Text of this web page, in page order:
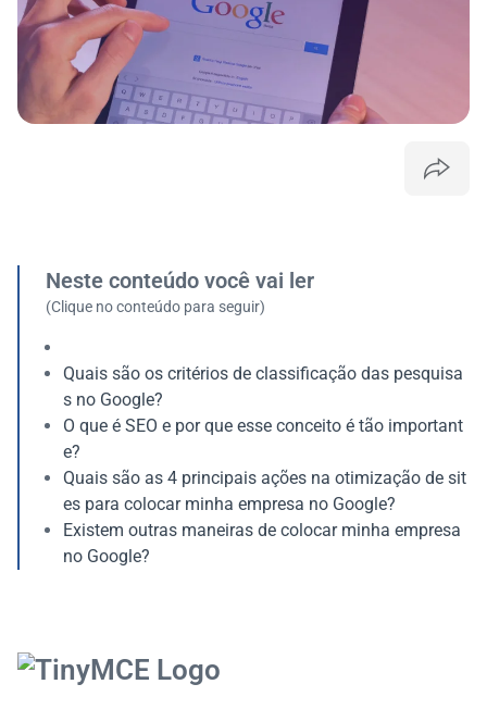
Neste conteúdo você vai ler
(Clique no conteúdo para seguir)
Quais são os critérios de classificação das pesquisa
s no Google?
O que é SEO e por que esse conceito é tão important
e?
Quais são as 4 principais ações na otimização de sit
es para colocar minha empresa no Google?
Existem outras maneiras de colocar minha empresa
no Google?